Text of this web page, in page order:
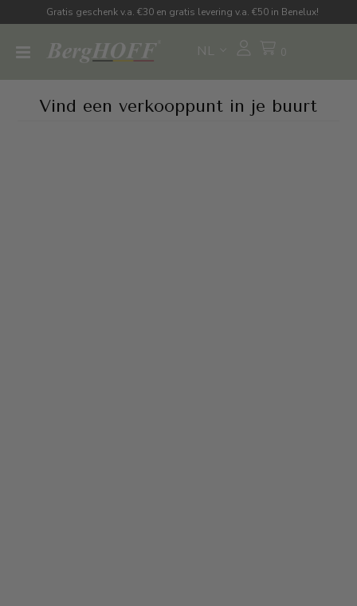
Gratis geschenk v.a. €30 en gratis levering v.a. €50 in Benelux!
NL 0
Vind een verkooppunt in je buurt